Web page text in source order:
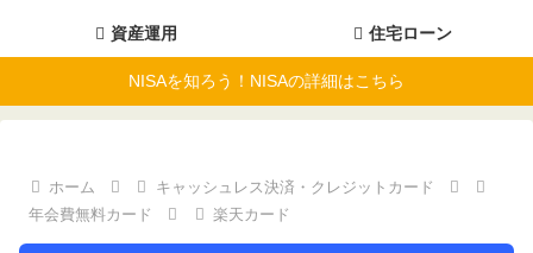
資産運用 住宅ローン
NISAを知ろう！NISAの詳細はこちら
ホーム
キャッシュレス決済・クレジットカード
年会費無料カード
楽天カード